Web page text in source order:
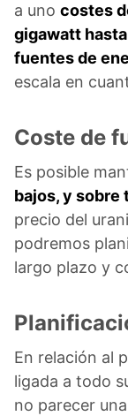
a uno costes
gigawatt
fuentes de
escala en
Coste de
Es posible
bajos, y sobre
precio del
podremos
largo plazo y
En relación al
ligada a todo
no parecer